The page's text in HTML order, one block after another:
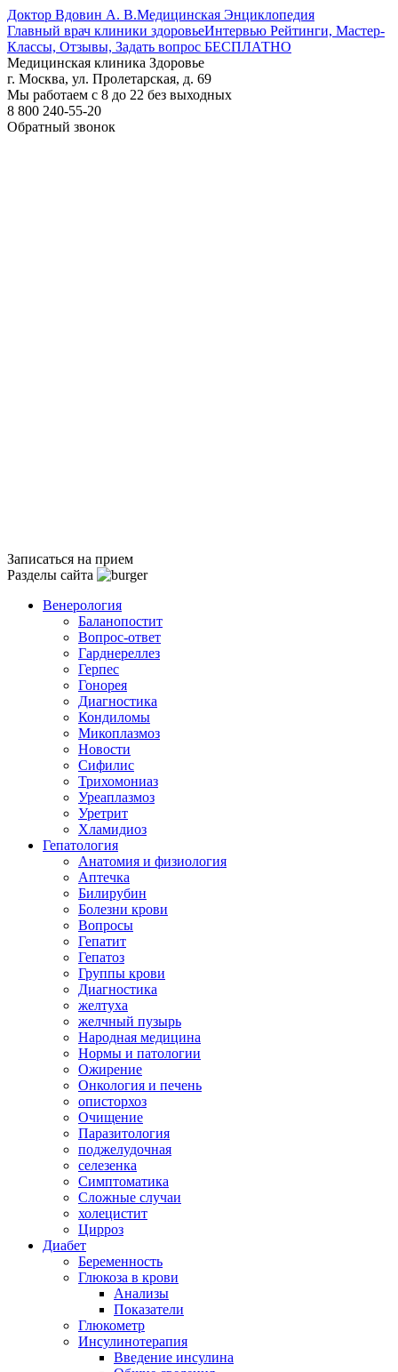
Доктор Вдовин А. В.Медицинская Энциклопедия
Главный врач клиники здоровьеИнтервью Рейтинги, Мастер-
Классы, Отзывы, Задать вопрос БЕСПЛАТНО
Медицинская клиника Здоровье
г. Москва, ул. Пролетарская, д. 69
Мы работаем с 8 до 22 без выходных
8 800 240-55-20
Обратный звонок
Записаться на прием
Разделы сайта
Венерология
Баланопостит
Вопрос-ответ
Гарднереллез
Герпес
Гонорея
Диагностика
Кондиломы
Микоплазмоз
Новости
Сифилис
Трихомониаз
Уреаплазмоз
Уретрит
Хламидиоз
Гепатология
Анатомия и физиология
Аптечка
Билирубин
Болезни крови
Вопросы
Гепатит
Гепатоз
Группы крови
Диагностика
желтуха
желчный пузырь
Народная медицина
Нормы и патологии
Ожирение
Онкология и печень
описторхоз
Очищение
Паразитология
поджелудочная
селезенка
Симптоматика
Сложные случаи
холецистит
Цирроз
Диабет
Беременность
Глюкоза в крови
Анализы
Показатели
Глюкометр
Инсулинотерапия
Введение инсулина